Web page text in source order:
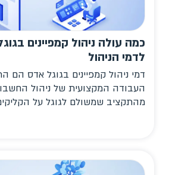
כמה עולה ניהול קמפיינים
לדמי הניהול
דמי ניהול קמפיינים בגוגל אדס הם
העבודה המקצועית של ניהול
מהתקציב שמשולם לגוגל על